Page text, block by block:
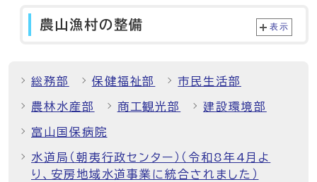
農山漁村の整備 表示
総務部 保健福祉部 市民生活部
農林水産部 商工観光部 建設環境部
富山国保病院
水道局（朝夷行政センター）（令和8年4月よ
り、安房地域水道事業に統合されました）